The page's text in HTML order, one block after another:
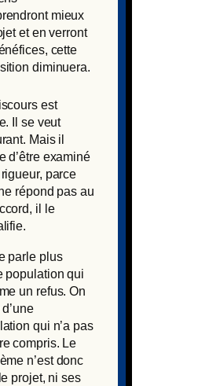
mieux
et en verront
cette
diminuera.
est
Il se veut
Mais il
d’être examiné
parce
répond pas au
il le
parle plus
population qui
un refus. On
qui n’a pas
compris. Le
n’est donc
projet, ni ses